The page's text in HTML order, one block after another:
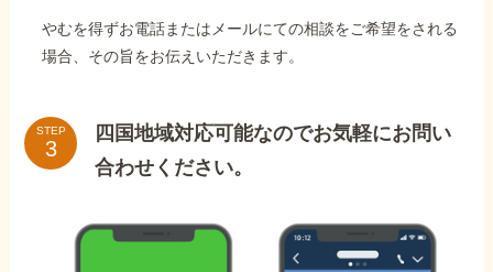
やむを得ずお電話またはメールにての相談をご希望をされる
場合、その旨をお伝えいただきます。
STEP
四国地域対応可能なのでお気軽にお問い
合わせください。